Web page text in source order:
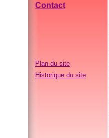
Contact
Plan du site
Historique du site